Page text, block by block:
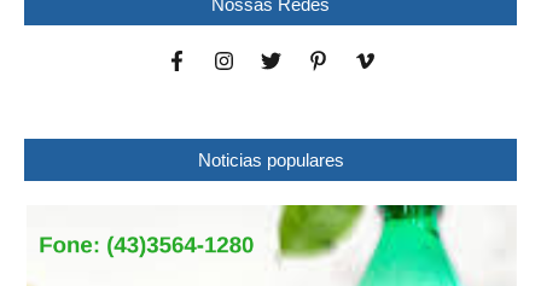
Noticias populares